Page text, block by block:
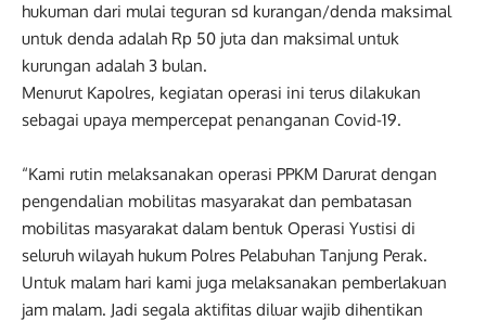
hukuman dari mulai teguran sd kurangan/denda maksimal
untuk denda adalah Rp 50 juta dan maksimal untuk
kurungan adalah 3 bulan.
Menurut Kapolres, kegiatan operasi ini terus dilakukan
sebagai upaya mempercepat penanganan Covid-19.
“Kami rutin melaksanakan operasi PPKM Darurat dengan
pengendalian mobilitas masyarakat dan pembatasan
mobilitas masyarakat dalam bentuk Operasi Yustisi di
seluruh wilayah hukum Polres Pelabuhan Tanjung Perak.
Untuk malam hari kami juga melaksanakan pemberlakuan
jam malam. Jadi segala aktifitas diluar wajib dihentikan